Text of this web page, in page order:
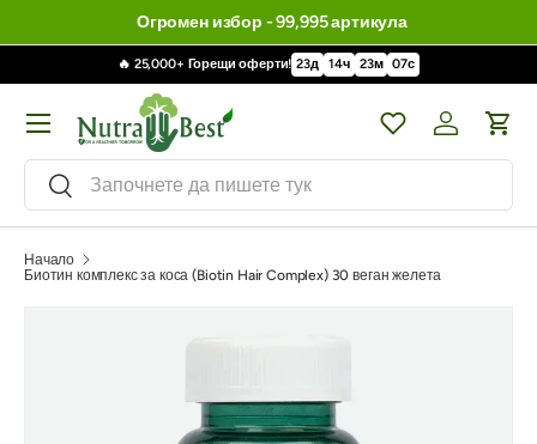
Огромен избор - 99,995 артикула
🔥 25,000+ Горещи оферти! 23д 14ч 23м 06с
Търсене
Търсене
WishlistВлизане /
Меню
Начало
Биотин комплекс за коса (Biotin Hair Complex) 30 веган желета